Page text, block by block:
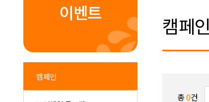
이벤트
캠페인
캠페인
총0건